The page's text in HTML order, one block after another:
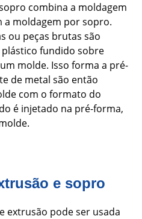
combina a moldagem
moldagem por sopro.
ou peças brutas são
fundido sobre
molde. Isso forma a pré-
de metal são então
com o formato do
é injetado na pré-forma,
e sopro
extrusão pode ser usada